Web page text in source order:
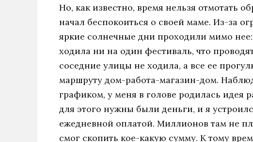
Но, как известно, время нельзя отмотать
начал беспокоиться о своей маме. Из-за
яркие солнечные дни проходили мимо
ходила ни на один фестиваль, что
соседние улицы не ходила, а все ее
маршруту дом-работа-магазин-дом.
графиком, у меня в голове родилась идея
для этого нужны были деньги, и я
ежедневной оплатой. Миллионов там не
смог скопить кое-какую сумму. К тому